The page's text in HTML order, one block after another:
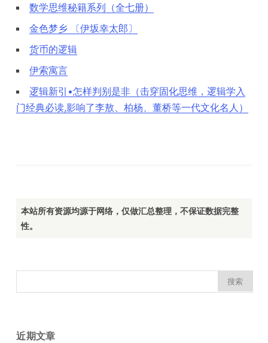
数学思维秘籍系列（全七册）
金色梦乡 〔伊坂幸太郎〕
货币的逻辑
伊索寓言
逻辑新引•怎样判别是非（击穿固化思维，逻辑学入
门经典必读,影响了李敖、柏杨、董桥等一代文化名人）
本站所有资源均源于网络，仅做汇总整理，不保证数据完整
性。
索：
近期文章